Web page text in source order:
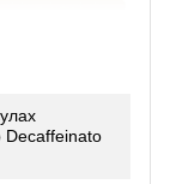
Decaffeinato